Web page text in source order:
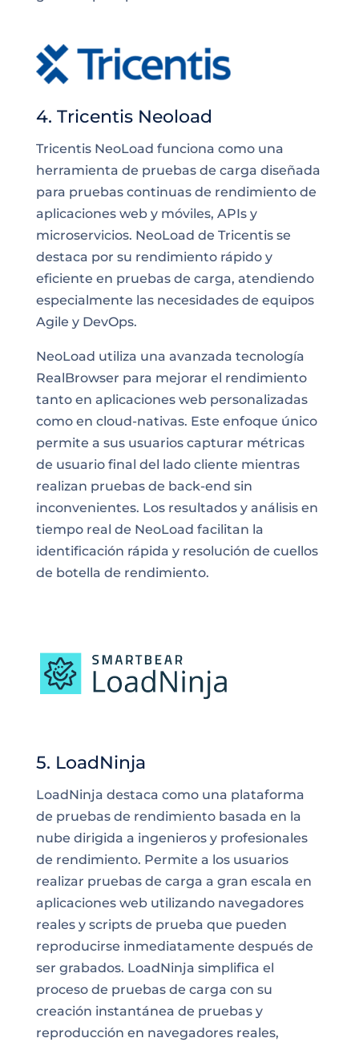
4. Tricentis Neoload
Tricentis NeoLoad funciona como una
herramienta de pruebas de carga diseñada
para pruebas continuas de rendimiento de
aplicaciones web y móviles, APIs y
microservicios. NeoLoad de Tricentis se
destaca por su rendimiento rápido y
eficiente en pruebas de carga, atendiendo
especialmente las necesidades de equipos
Agile y DevOps.
NeoLoad utiliza una avanzada tecnología
RealBrowser para mejorar el rendimiento
tanto en aplicaciones web personalizadas
como en cloud-nativas. Este enfoque único
permite a sus usuarios capturar métricas
de usuario final del lado cliente mientras
realizan pruebas de back-end sin
inconvenientes. Los resultados y análisis en
tiempo real de NeoLoad facilitan la
identificación rápida y resolución de cuellos
de botella de rendimiento.
5. LoadNinja
LoadNinja destaca como una plataforma
de pruebas de rendimiento basada en la
nube dirigida a ingenieros y profesionales
de rendimiento. Permite a los usuarios
realizar pruebas de carga a gran escala en
aplicaciones web utilizando navegadores
reales y scripts de prueba que pueden
reproducirse inmediatamente después de
ser grabados. LoadNinja simplifica el
proceso de pruebas de carga con su
creación instantánea de pruebas y
reproducción en navegadores reales,